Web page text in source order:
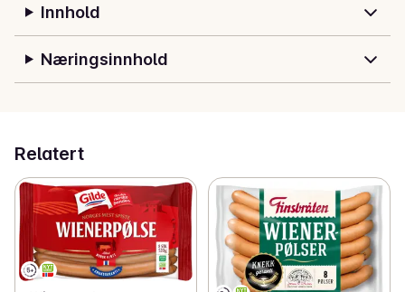
Innhold
Næringsinnhold
Relatert